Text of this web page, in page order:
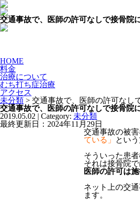
交通事故で、医師の許可なしで接骨院
HOME
料金
治療について
むち打ち症治療
アクセス
未分類 > 交通事故で、医師の許可なし
交通事故で、医師の許可なしで接骨院
2019.05.02 | Category: 未分類
最終更新日： 2024年11月29日
交通事故の被
ている」
とい
そういった患
それは接骨院
医師の許可は
ネット上の交
ます。